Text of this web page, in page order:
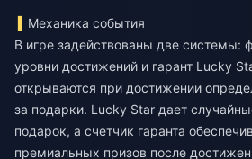
Механика события
В игре задействованы две системы:
уровни достижений и гарант Lucky
открываются при достижении
за подарки. Lucky Star дает
подарок, а счетчик гаранта
премиальных призов после